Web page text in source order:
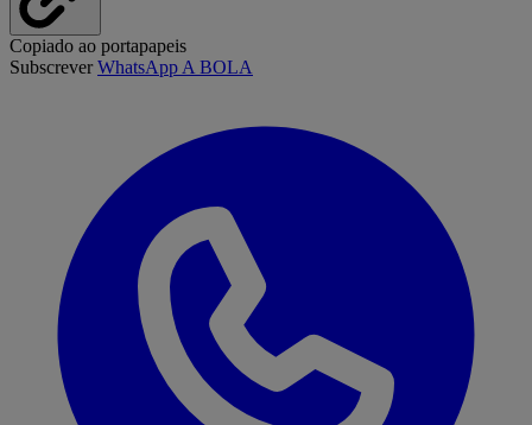
Copiado ao portapapeis
SubscreverWhatsApp A BOLA